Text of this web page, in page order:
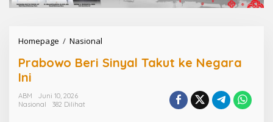
Homepage / Nasional
a
Prabowo Beri Sinyal Takut ke Negara
Ini
ABM
Juni 10, 2026
Nasional
382 Dilihat